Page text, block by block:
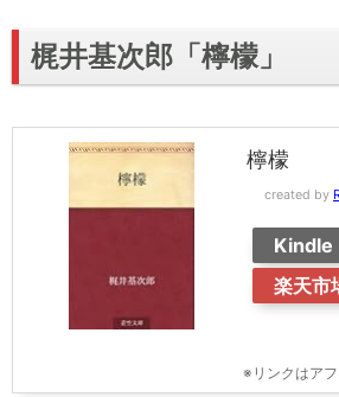
梶井基次郎「檸檬」
檸檬
created by
Kindle
楽天市
※リンクはア